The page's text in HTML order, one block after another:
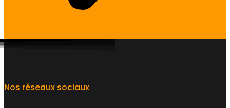
Nos réseaux sociaux